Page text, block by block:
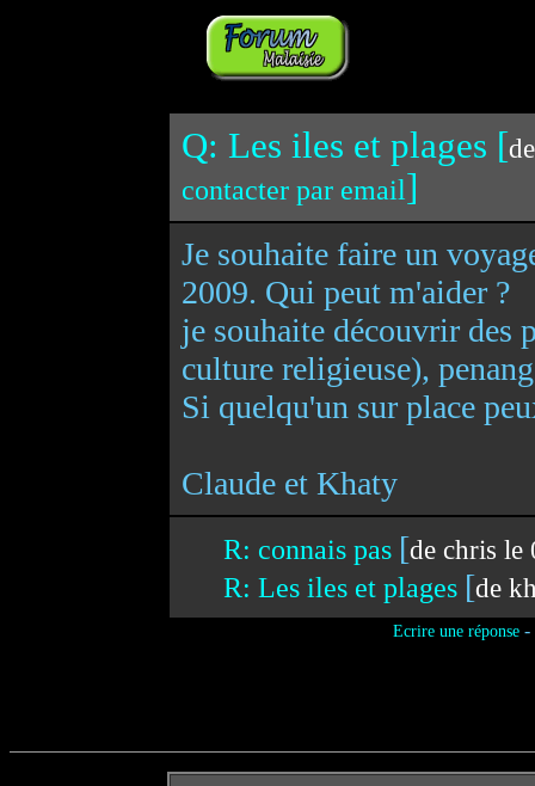
Q: Les iles et plages [
contacter par email]
Je souhaite faire un
2009. Qui peut m'aider ?
je souhaite découvrir des
culture religieuse),
Si quelqu'un sur place
Claude et Khaty
R: connais pas [de chris
R: Les iles et plages [de
Ecrire une réponse-